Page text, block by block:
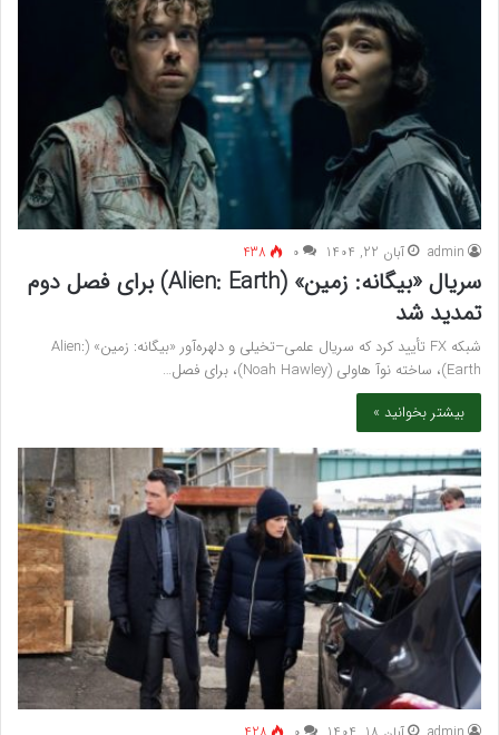
admin آبان 22, 1404 ۰ 438
سریال «بیگانه: زمین» (Alien: Earth) برای فصل دوم
تمدید شد
شبکه FX تأیید کرد که سریال علمی–تخیلی و دلهره‌آور «بیگانه: زمین» (Alien:
Earth)، ساخته نوآ هاولی (Noah Hawley)، برای فصل…
بیشتر بخوانید »